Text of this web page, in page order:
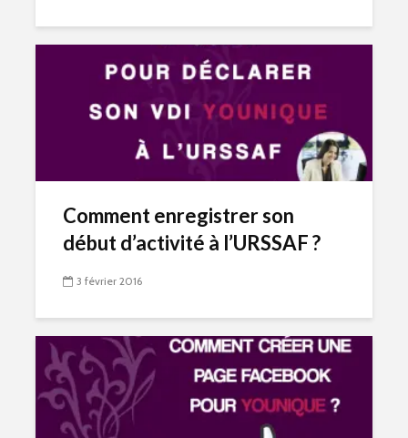
Comment enregistrer son
début d’activité à l’URSSAF ?
3 février 2016